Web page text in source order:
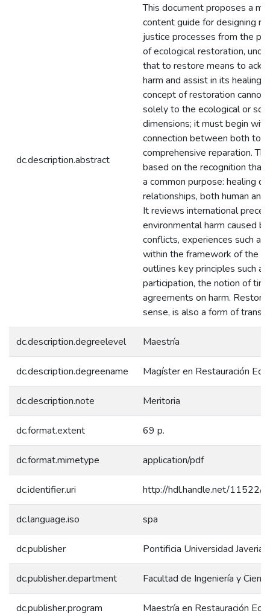
dc.description.abstract
This document proposes a
content guide for designing
justice processes from the
of ecological restoration,
that to restore means to
harm and assist in its healing.
concept of restoration cannot
solely to the ecological or
dimensions; it must begin
connection between both to
comprehensive reparation.
based on the recognition that
a common purpose: healing
relationships, both human
It reviews international
environmental harm caused
conflicts, experiences such as
within the framework of the
outlines key principles such as
participation, the notion of
agreements on harm.
sense, is also a form of
dc.description.degreelevel Maestría
dc.description.degreename Magíster en Restauración
dc.description.note Meritoria
dc.format.extent 69 p.
dc.format.mimetype application/pdf
dc.identifier.uri http://hdl.handle.net/11522/
dc.language.iso spa
dc.publisher Pontificia Universidad
dc.publisher.department Facultad de Ingeniería y
dc.publisher.program Maestría en Restauración